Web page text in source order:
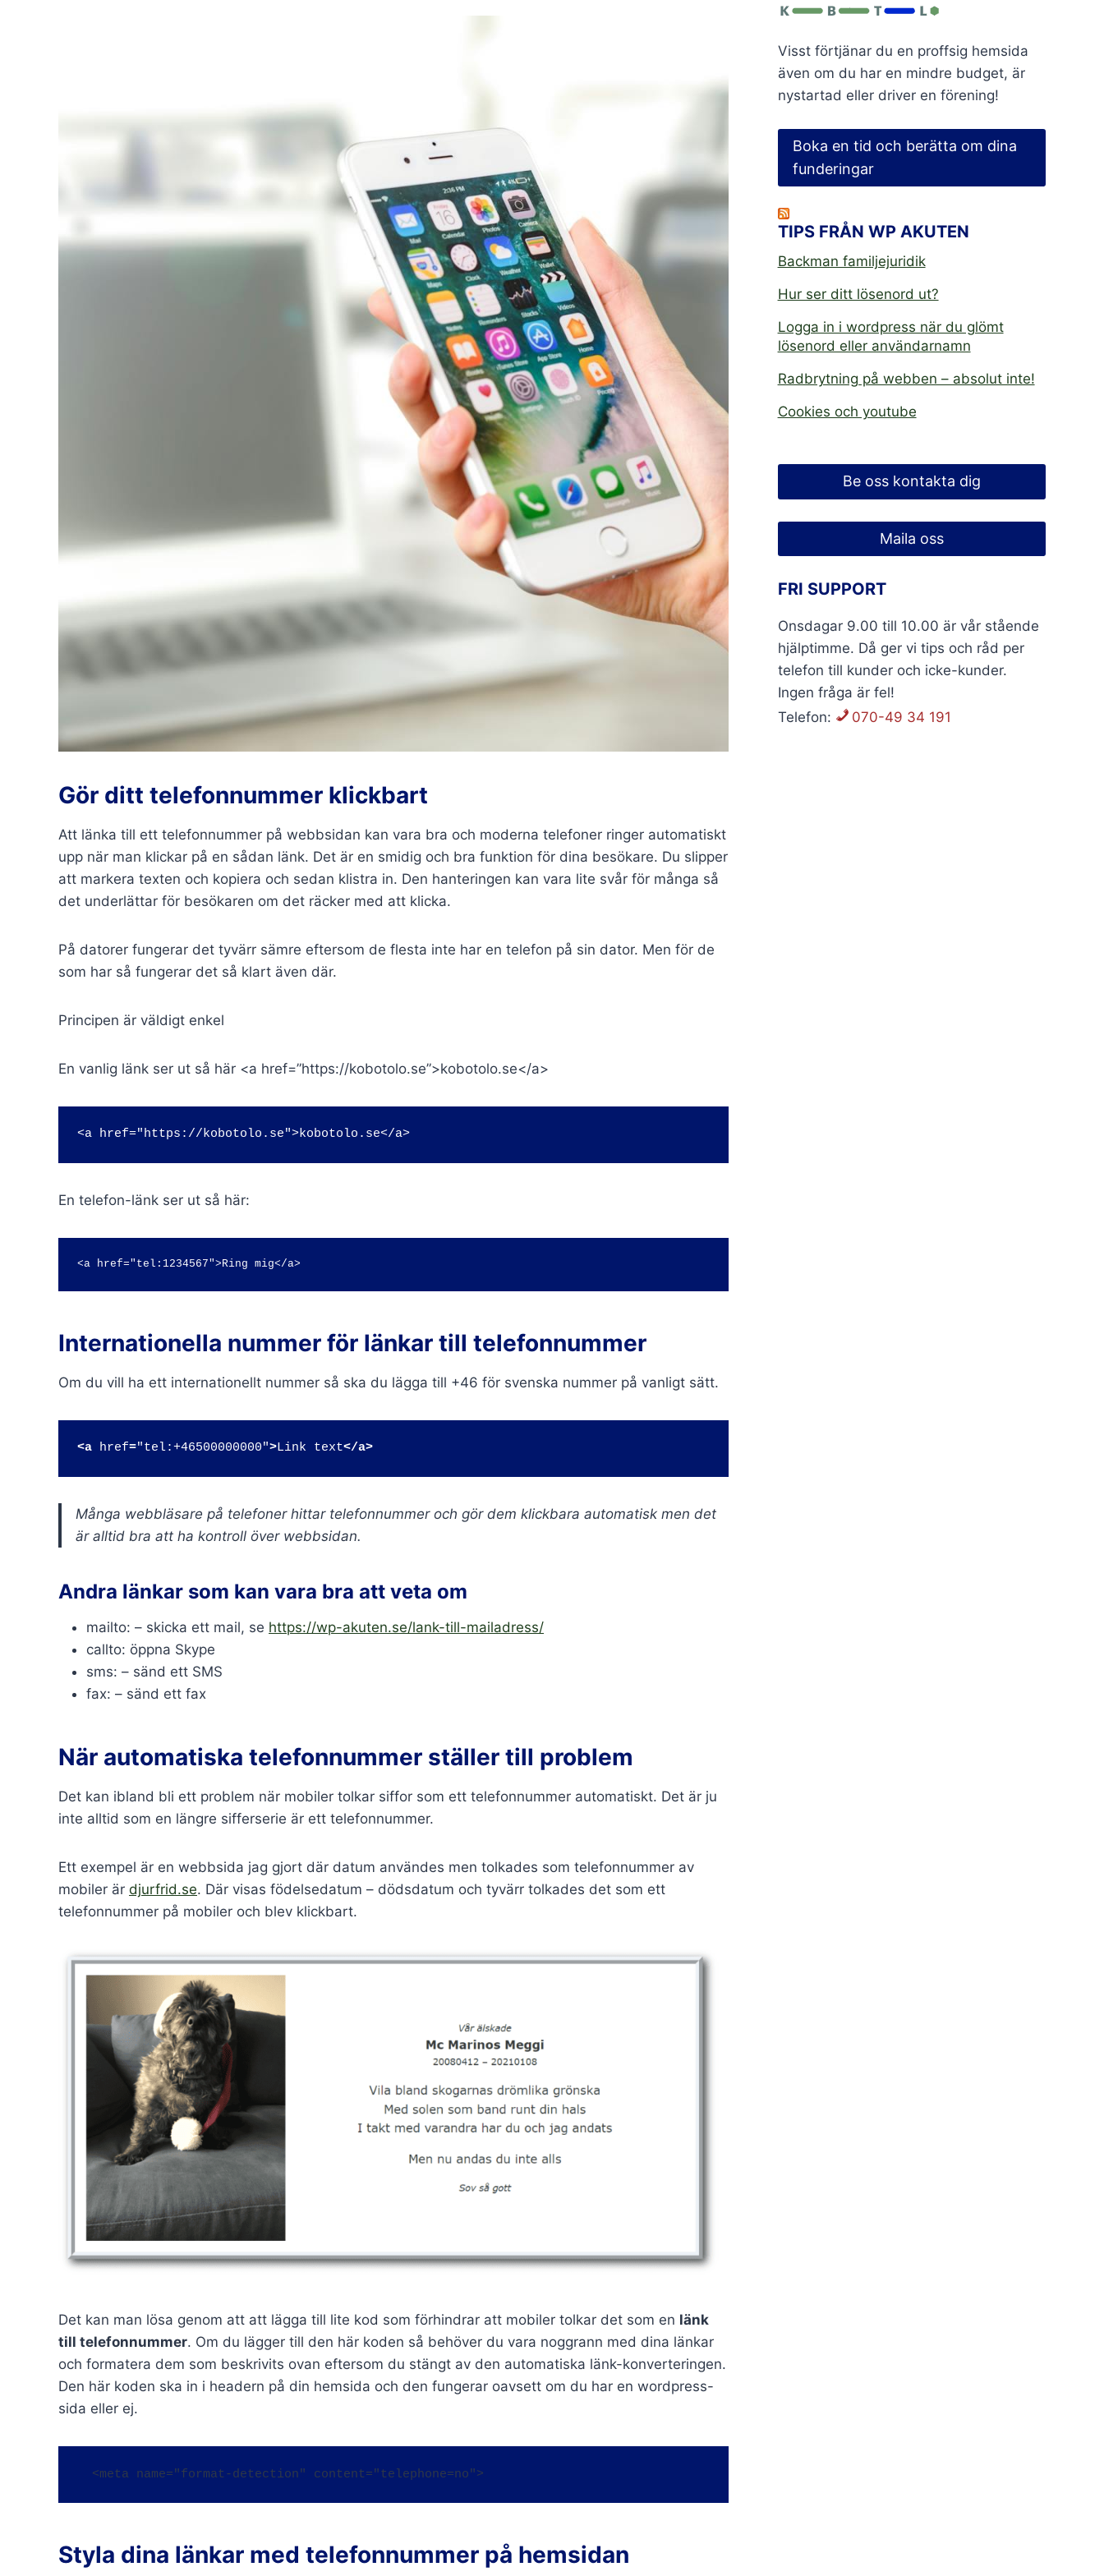
Gör ditt telefonnummer klickbart
Att länka till ett telefonnummer på webbsidan kan vara bra och moderna telefoner ringer automatiskt
upp när man klickar på en sådan länk. Det är en smidig och bra funktion för dina besökare. Du slipper
att markera texten och kopiera och sedan klistra in. Den hanteringen kan vara lite svår för många så
det underlättar för besökaren om det räcker med att klicka.
På datorer fungerar det tyvärr sämre eftersom de flesta inte har en telefon på sin dator. Men för de
som har så fungerar det så klart även där.
Principen är väldigt enkel
En vanlig länk ser ut så här <a href=”https://kobotolo.se”>kobotolo.se</a>
<a href="https://kobotolo.se">kobotolo.se</a>
En telefon-länk ser ut så här:
<a href="tel:1234567">Ring mig</a>
Internationella nummer för länkar till telefonnummer
Om du vill ha ett internationellt nummer så ska du lägga till +46 för svenska nummer på vanligt sätt.
<a href="tel:+46500000000">Link text</a>
Många webbläsare på telefoner hittar telefonnummer och gör dem klickbara automatisk men det
är alltid bra att ha kontroll över webbsidan.
Andra länkar som kan vara bra att veta om
mailto: – skicka ett mail, se https://wp-akuten.se/lank-till-mailadress/
callto: öppna Skype
sms: – sänd ett SMS
fax: – sänd ett fax
När automatiska telefonnummer ställer till problem
Det kan ibland bli ett problem när mobiler tolkar siffor som ett telefonnummer automatiskt. Det är ju
inte alltid som en längre sifferserie är ett telefonnummer.
Ett exempel är en webbsida jag gjort där datum användes men tolkades som telefonnummer av
mobiler är djurfrid.se. Där visas födelsedatum – dödsdatum och tyvärr tolkades det som ett
telefonnummer på mobiler och blev klickbart.
Det kan man lösa genom att att lägga till lite kod som förhindrar att mobiler tolkar det som en länk
till telefonnummer. Om du lägger till den här koden så behöver du vara noggrann med dina länkar
och formatera dem som beskrivits ovan eftersom du stängt av den automatiska länk-konverteringen.
Den här koden ska in i headern på din hemsida och den fungerar oavsett om du har en wordpress-
sida eller ej.
  <meta name="format-detection" content="telephone=no">
Styla dina länkar med telefonnummer på hemsidan
Visst förtjänar du en proffsig hemsida
även om du har en mindre budget, är
nystartad eller driver en förening!
Boka en tid och berätta om dina
funderingar
TIPS FRÅN WP AKUTEN
Backman familjejuridik
Hur ser ditt lösenord ut?
Logga in i wordpress när du glömt
lösenord eller användarnamn
Radbrytning på webben – absolut inte!
Cookies och youtube
Be oss kontakta dig
Maila oss
FRI SUPPORT
Onsdagar 9.00 till 10.00 är vår stående
hjälptimme. Då ger vi tips och råd per
telefon till kunder och icke-kunder.
Ingen fråga är fel!
Telefon:
070-49 34 191